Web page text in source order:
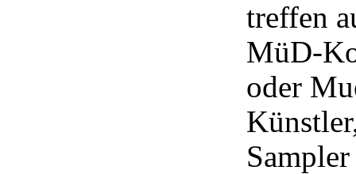
treffen
MüD-
oder